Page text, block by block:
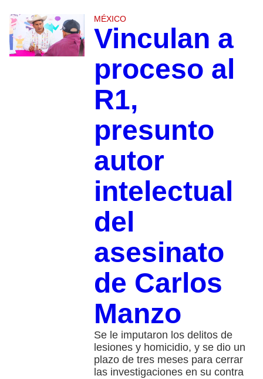
MÉXICO
Vinculan a
proceso al
R1,
presunto
autor
intelectual
del
asesinato
de Carlos
Manzo
Se le imputaron los delitos de
lesiones y homicidio, y se dio un
plazo de tres meses para cerrar
las investigaciones en su contra